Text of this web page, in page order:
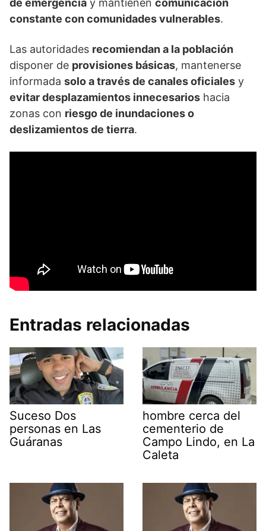
de emergencia y mantienen comunicación
constante con comunidades vulnerables.
Las autoridades recomiendan a la población
disponer de provisiones básicas, mantenerse
informada solo a través de canales oficiales y
evitar desplazamientos innecesarios hacia
zonas con riesgo de inundaciones o
deslizamientos de tierra.
Entradas relacionadas
Suceso Dos
personas en Las
Guáranas
hombre cerca del
cementerio de
Campo Lindo, en La
Caleta